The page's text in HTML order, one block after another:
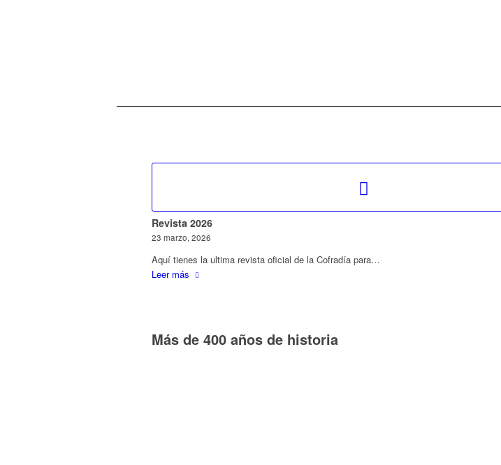
Revista 2026
23 marzo, 2026
Aquí tienes la ultima revista oficial de la Cofradía para…
Leer más
Más de 400 años de historia